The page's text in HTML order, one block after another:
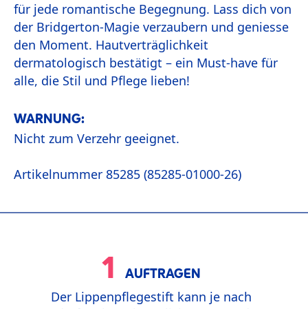
für jede romantische Begegnung. Lass dich von
der Bridgerton-Magie verzaubern und geniesse
den Moment. Hautverträglichkeit
dermatologisch bestätigt – ein Must-have für
alle, die Stil und Pflege lieben!
WARNUNG:
Nicht zum Verzehr geeignet.
Artikelnummer 85285 (85285-01000-26)
1 AUFTRAGEN
Der Lippenpflegestift kann je nach